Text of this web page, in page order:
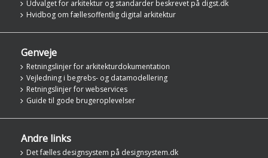
Udvalget for arkitektur og standarder beskrevet på digst.dk
Hvidbog om fællesoffentlig digital arkitektur
Genveje
Retningslinjer for arkitekturdokumentation
Vejledning i begrebs- og datamodellering
Retningslinjer for webservices
Guide til gode brugeroplevelser
Andre links
Det fælles designsystem på designsystem.dk